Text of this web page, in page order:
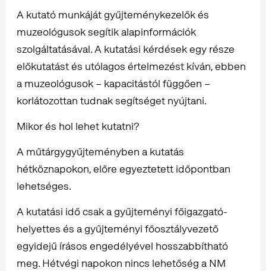
A kutató munkáját gyűjteménykezelők és
muzeológusok segítik alapinformációk
szolgáltatásával. A kutatási kérdések egy része
előkutatást és utólagos értelmezést kíván, ebben
a muzeológusok – kapacitástól függően –
korlátozottan tudnak segítséget nyújtani.
Mikor és hol lehet kutatni?
A műtárgygyűjteményben a kutatás
hétköznapokon, előre egyeztetett időpontban
lehetséges.
A kutatási idő csak a gyűjteményi főigazgató-
helyettes és a gyűjteményi főosztályvezető
egyidejű írásos engedélyével hosszabbítható
meg. Hétvégi napokon nincs lehetőség a NM